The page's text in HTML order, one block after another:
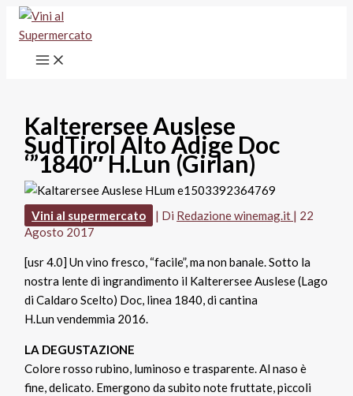
Vai
contenuto
Kalterersee Auslese
SudTirol Alto Adige Doc
‘”1840″ H.Lun (Girlan)
Vini al supermercato | Di Redazione winemag.it | 22
Agosto 2017
[usr 4.0] Un vino fresco, “facile”, ma non banale. Sotto la
nostra lente di ingrandimento il Kalterersee Auslese (Lago
di Caldaro Scelto) Doc, linea 1840, di cantina
H.Lun vendemmia 2016.
LA DEGUSTAZIONE
Colore rosso rubino, luminoso e trasparente. Al naso è
fine, delicato. Emergono da subito note fruttate, piccoli